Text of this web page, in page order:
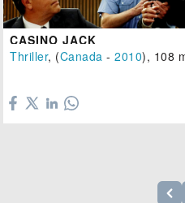
CASINO JACK
Thriller, (Canada -2010), 108